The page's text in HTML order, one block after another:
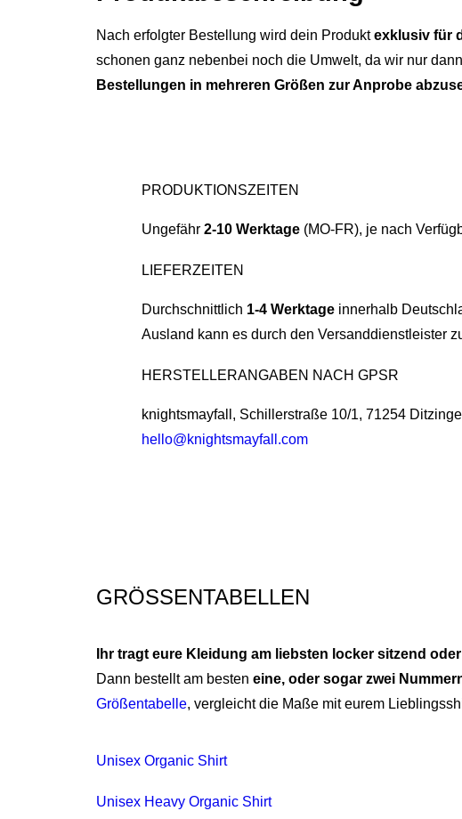
Nach erfolgter Bestellung wird dein Produktexklusiv für
schonen ganz nebenbei noch die Umwelt, da wir nur
Bestellungen in mehreren Größen zur Anprobe
PRODUKTIONSZEITEN
Ungefähr 2-10 Werktage(MO-FR), je nach
LIEFERZEITEN
Durchschnittlich 1-4 Werktageinnerhalb
Ausland kann es durch den Versanddienstleister
HERSTELLERANGABEN NACH GPSR
knightsmayfall, Schillerstraße 10/1, 71254
hello@knightsmayfall.com
GRÖSSENTABELLEN
Ihr tragt eure Kleidung am liebsten locker sitzend
Dann bestellt am besten eine, oder sogar zwei
Größentabelle, vergleicht die Maße mit eurem
Unisex Organic Shirt
Unisex Heavy Organic Shirt